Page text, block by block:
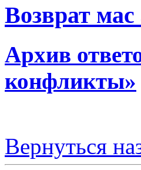
Возврат
Архив
конфликты»
Вернуться